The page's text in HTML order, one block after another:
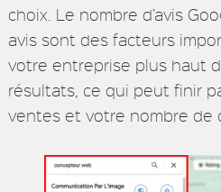
choix. Le nombre d’avis
avis sont des facteurs
votre entreprise plus haut
résultats, ce qui peut finir
ventes et votre nombre de